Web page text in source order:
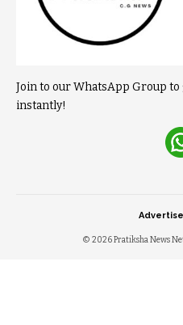
Join to our WhatsApp Group
instantly!
© 2026 Pratiksha News